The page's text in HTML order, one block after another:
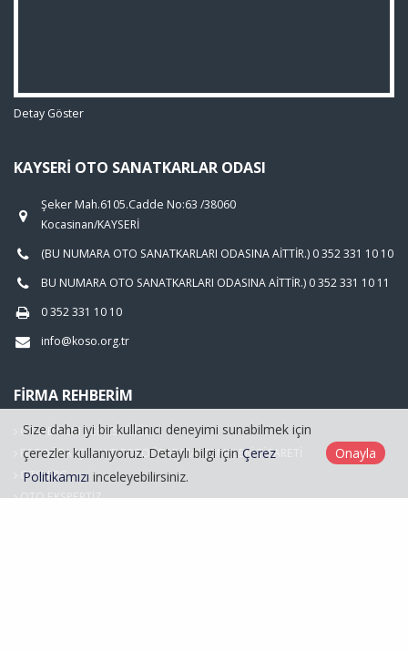
Detay Göster
KAYSERI OTO SANATKARLAR ODASI
Şeker Mah.6105.Cadde No:63 /38060
Kocasinan/KAYSERİ
(BU NUMARA OTO SANATKARLARI ODASINA AİTTİR.) 0 352 331 10 10
BU NUMARA OTO SANATKARLARI ODASINA AİTTİR.) 0 352 331 10 11
0 352 331 10 10
info@koso.org.tr
FIRMA REHBERIM
OTO BAKIM SERVİSCİLİĞİ
FOTOĞRAFÇILIK VE FOTOĞRAF MALZEMELERİ TİCARETİ
OTO LPG
OTO EKSPERTİZ
Size daha iyi bir kullanıcı deneyimi sunabilmek için
çerezler kullanıyoruz. Detaylı bilgi için Çerez
Politikamızı inceleyebilirsiniz.
Onayla